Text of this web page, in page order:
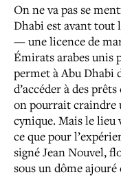
On ne va pas se
Dhabi est avant tout
— une licence de
Émirats arabes unis
permet à Abu Dhabi
d’accéder à des
on pourrait craindre
cynique. Mais le lieu
ce que pour
signé Jean Nouvel,
sous un dôme